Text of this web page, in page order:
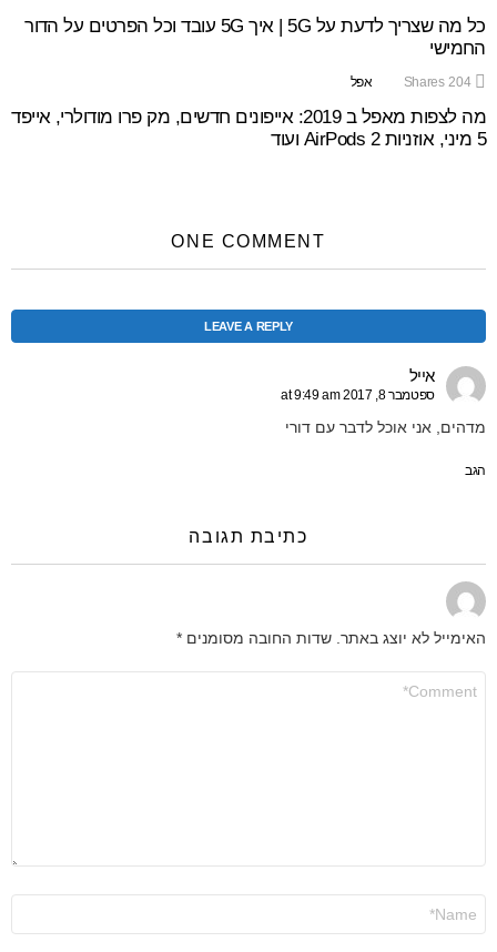
כל מה שצריך לדעת על 5G | איך 5G עובד וכל הפרטים על הדור
החמישי
204
Shares אפל
מה לצפות מאפל ב 2019: אייפונים חדשים, מק פרו מודולרי, אייפד
5 מיני, אוזניות AirPods 2 ועוד
ONE COMMENT
LEAVE A REPLY
אייל
ספטמבר 8, 2017 at 9:49 am
מדהים, אני אוכל לדבר עם דורי
הגב
כתיבת תגובה
האימייל לא יוצג באתר. שדות החובה מסומנים *
שלך